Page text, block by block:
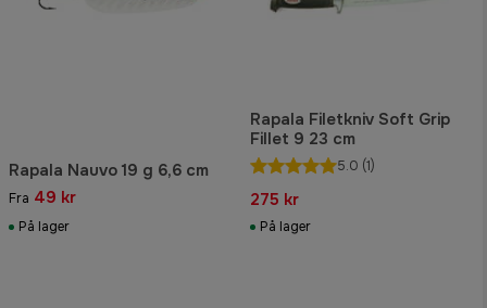
Rapala Nauvo 19 g 6,6 cm
Fra 49 kr
På lager
Rapala Filetkniv Soft Grip
Fillet 9 23 cm
5.0 (1)
275 kr
På lager